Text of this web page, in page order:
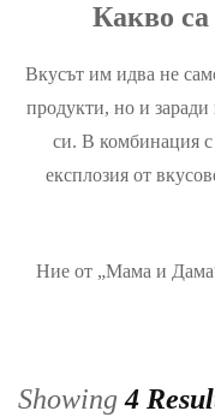
Какво са
Вкусът им идва не
продукти, но и заради
си. В комбинация
експлозия от
Ние от „Мама и
Showing4